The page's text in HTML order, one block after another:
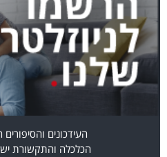
העידכונים
הכלכלה והתקשורת